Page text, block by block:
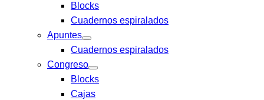
Blocks
Cuadernos espiralados
Apuntes
Cuadernos espiralados
Congreso
Blocks
Cajas